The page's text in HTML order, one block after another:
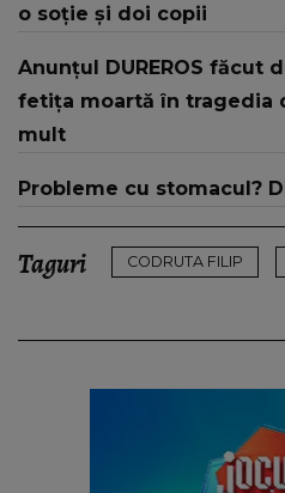
o soție și doi copii
Anunțul DUREROS făcut
fetița moartă în tragedia
mult
Probleme cu stomacul?
Taguri CODRUTA FILIP